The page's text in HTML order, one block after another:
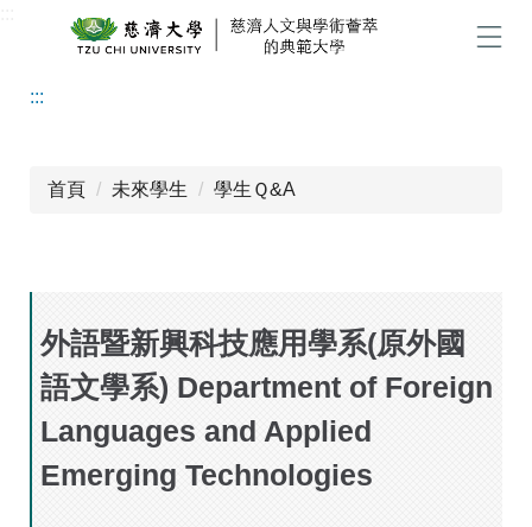
:::
首頁 未來學生 學生Ｑ&A
外語暨新興科技應用學系(原外國
語文學系) Department of Foreign
Languages and Applied
Emerging Technologies